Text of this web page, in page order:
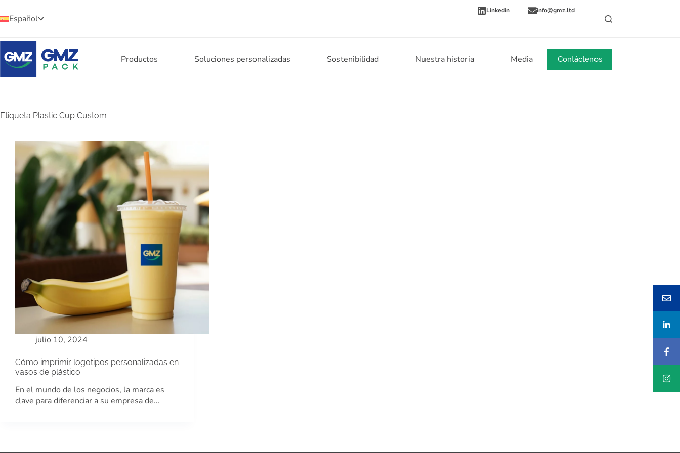
Español
Linkedin info@gmz.ltd
Productos Soluciones personalizadas Sostenibilidad Nuestra historia Media Noticias
Contáctenos
Etiqueta Plastic Cup Custom
julio 10, 2024
Cómo imprimir logotipos personalizadas en
vasos de plástico
En el mundo de los negocios, la marca es
clave para diferenciar a su empresa de…